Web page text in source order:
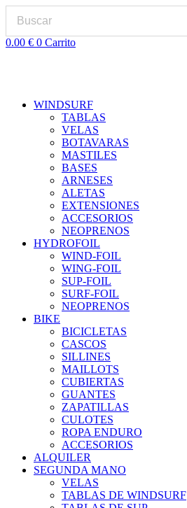
contenido
0.00 € 0 Carrito
WINDSURF
TABLAS
VELAS
BOTAVARAS
MASTILES
BASES
ARNESES
ALETAS
EXTENSIONES
ACCESORIOS
NEOPRENOS
HYDROFOIL
WIND-FOIL
WING-FOIL
SUP-FOIL
SURF-FOIL
NEOPRENOS
BIKE
BICICLETAS
CASCOS
SILLINES
MAILLOTS
CUBIERTAS
GUANTES
ZAPATILLAS
CULOTES
ROPA ENDURO
ACCESORIOS
ALQUILER
SEGUNDA MANO
VELAS
TABLAS DE WINDSURF